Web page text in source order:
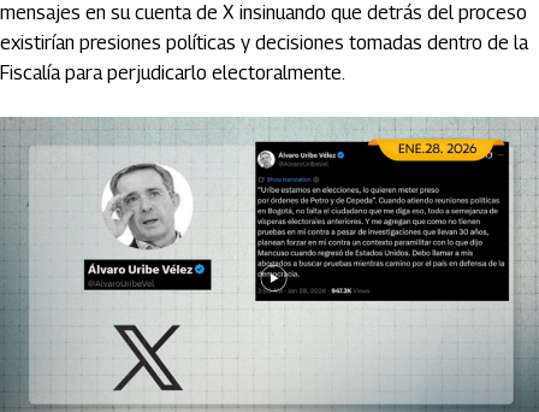
mensajes en su cuenta de X insinuando que detrás del proceso
existirían presiones políticas y decisiones tomadas dentro de la
Fiscalía para perjudicarlo electoralmente.